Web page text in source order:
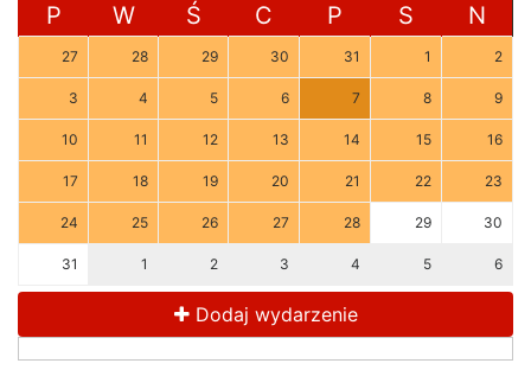
P W Ś C P S N
27 28 29 30 31 1 2
3 4 5 6 7 8 9
10 11 12 13 14 15 16
17 18 19 20 21 22 23
24 25 26 27 28 29 30
31 1 2 3 4 5 6
Dodaj wydarzenie